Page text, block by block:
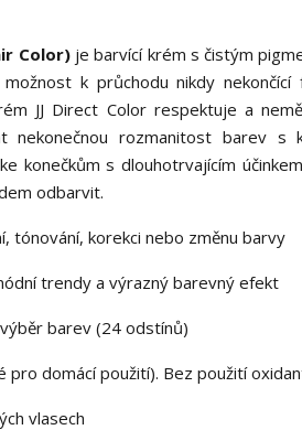
Color)je barvící krém s čistým
k průchodu nikdy
JJ Direct Color respektuje a
nekonečnou rozmanitost barev s
konečkům s dlouhotrvajícím
odbarvit.
tónování, korekci nebo změnu barvy
trendy a výrazný barevný efekt
barev (24 odstínů)
pro domácí použití). Bez použití
vlasech